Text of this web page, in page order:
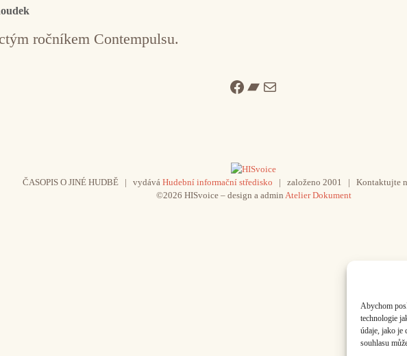
Abychom
technologie
údaje, jako je
souhlasu
ročníkem Contempulsu.
Facebook
Bandcamp
Mail
ČASOPIS O JINÉ HUDBĚ | vydává Hudební informační středisko | založeno 2001 | Kontaktujte
©2026 HISvoice – design a admin Atelier Dokument